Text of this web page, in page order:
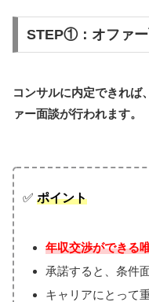
STEP①：オファ
コンサルに内定できれば
ァー面談が行われます。
✅ ポイント
年収交渉ができる
承諾すると、条件
キャリアにとって